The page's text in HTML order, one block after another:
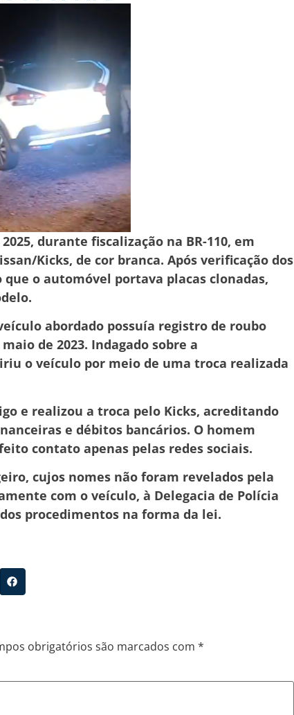
durante fiscalização na BR-110, em
Kicks, de cor branca. Após verificação dos
o automóvel portava placas clonadas,
abordado possuía registro de roubo
de 2023. Indagado sobre a
o veículo por meio de uma troca realizada
e realizou a troca pelo Kicks, acreditando
e débitos bancários. O homem
contato apenas pelas redes sociais.
cujos nomes não foram revelados pela
com o veículo, à Delegacia de Polícia
procedimentos na forma da lei.
obrigatórios são marcados com *